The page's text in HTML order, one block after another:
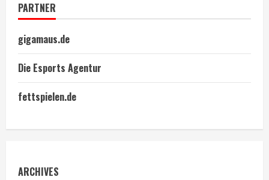
PARTNER
gigamaus.de
Die Esports Agentur
fettspielen.de
ARCHIVES